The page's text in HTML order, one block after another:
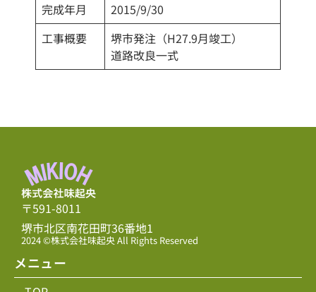
完成年月
2015/9/30
工事概要
堺市発注（H27.9月竣工）
道路改良一式
〒591-8011
堺市北区南花田町36番地1
2024 ©株式会社味起央 All Rights Reserved
メニュー